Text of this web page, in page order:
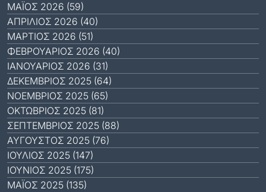
ΜΆΙΟΣ 2026 (59)
ΑΠΡΊΛΙΟΣ 2026 (40)
ΜΆΡΤΙΟΣ 2026 (51)
ΦΕΒΡΟΥΆΡΙΟΣ 2026 (40)
ΙΑΝΟΥΆΡΙΟΣ 2026 (31)
ΔΕΚΈΜΒΡΙΟΣ 2025 (64)
ΝΟΈΜΒΡΙΟΣ 2025 (65)
ΟΚΤΏΒΡΙΟΣ 2025 (81)
ΣΕΠΤΈΜΒΡΙΟΣ 2025 (88)
ΑΎΓΟΥΣΤΟΣ 2025 (76)
ΙΟΎΛΙΟΣ 2025 (147)
ΙΟΎΝΙΟΣ 2025 (175)
ΜΆΙΟΣ 2025 (135)